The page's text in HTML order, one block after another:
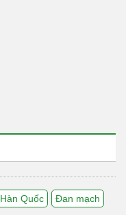
Hàn Quốc Đan mạch